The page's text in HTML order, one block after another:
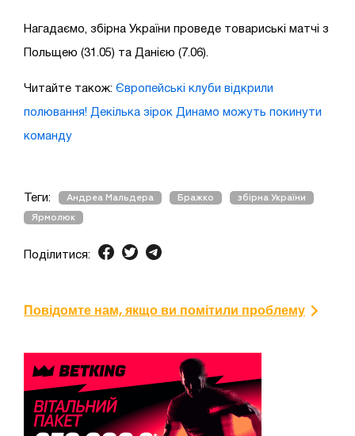
Нагадаємо, збірна України проведе товариські матчі з
Польщею (31.05) та Данією (7.06).
Читайте також: Європейські клуби відкрили
полювання! Декілька зірок Динамо можуть покинути
команду
Теги: Андреа Мальдера Бражко збірна України
Ярмолюк
Поділитися:
Повідомте нам, якщо ви помітили проблему